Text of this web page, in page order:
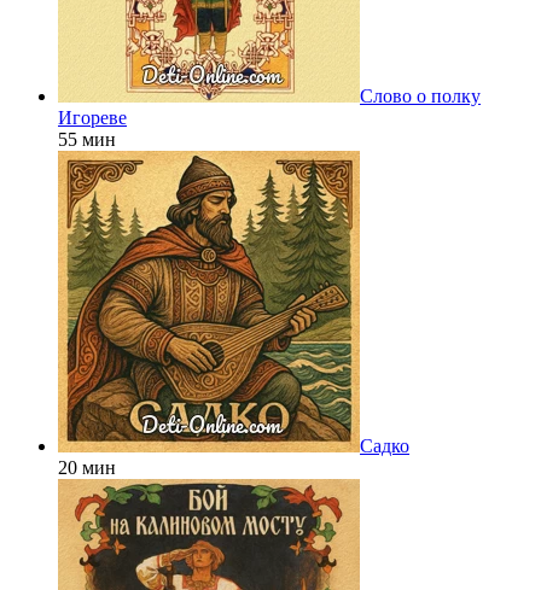
Слово о полку
Игореве
55 мин
Садко
20 мин